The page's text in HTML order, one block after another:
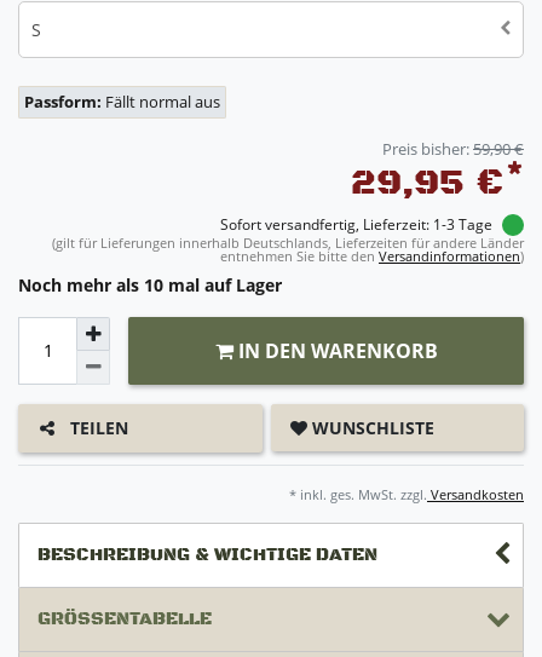
S
Passform: Fällt normal aus
Preis bisher:59,90 €
29,95 €*
Sofort versandfertig, Lieferzeit: 1-3 Tage
(gilt für Lieferungen innerhalb Deutschlands, Lieferzeiten für andere Länder
entnehmen Sie bitte den Versandinformationen)
Noch mehr als 10 mal auf Lager
IN DEN WARENKORB
TEILEN WUNSCHLISTE
* inkl. ges. MwSt. zzgl. Versandkosten
BESCHREIBUNG & WICHTIGE DATEN
GRÖSSENTABELLE